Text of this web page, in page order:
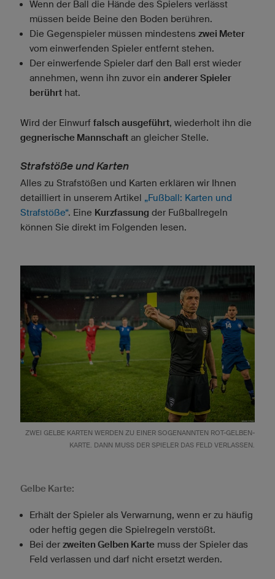
Wenn der Ball die Hände des Spielers verlässt
müssen beide Beine den Boden berühren.
Die Gegenspieler müssen mindestens zwei Meter
vom einwerfenden Spieler entfernt stehen.
Der einwerfende Spieler darf den Ball erst wieder
annehmen, wenn ihn zuvor ein anderer Spieler
berührt hat.
Wird der Einwurf falsch ausgeführt, wiederholt ihn die
gegnerische Mannschaft an gleicher Stelle.
Strafstöße und Karten
Alles zu Strafstößen und Karten erklären wir Ihnen
detailliert in unserem Artikel „Fußball: Karten und
Strafstöße“. Eine Kurzfassung der Fußballregeln
können Sie direkt im Folgenden lesen.
ZWEI GELBE KARTEN WERDEN ZU EINER SOGENANNTEN ROT-GELBEN-
KARTE. DANN MUSS DER SPIELER DAS FELD VERLASSEN.
Gelbe Karte:
Erhält der Spieler als Verwarnung, wenn er zu häufig
oder heftig gegen die Spielregeln verstößt.
Bei der zweiten Gelben Karte muss der Spieler das
Feld verlassen und darf nicht ersetzt werden.